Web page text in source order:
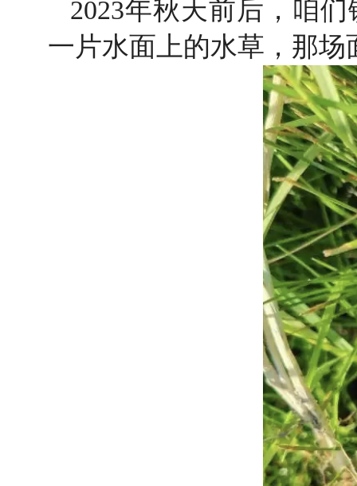
2023年秋天前后，咱
一片水面上的水草，那场